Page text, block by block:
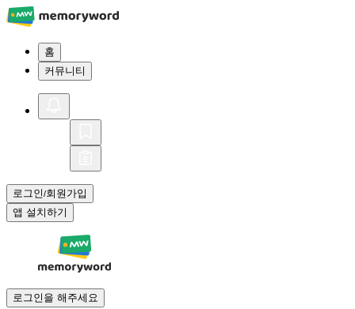
홈
커뮤니티
로그인/회원가입
앱 설치하기
로그인을 해주세요